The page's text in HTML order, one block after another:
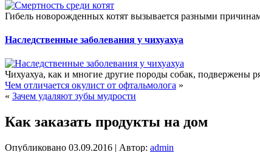
Гибель новорожденных котят вызывается разными
Наследственные заболевания у чихуахуа
Чихуахуа, как и многие другие породы собак, подвержены
Чем отличается окулист от офтальмолога »
« Зачем удаляют зубы мудрости
Как заказать продукты на дом
Опубликовано 03.09.2016 | Автор: admin